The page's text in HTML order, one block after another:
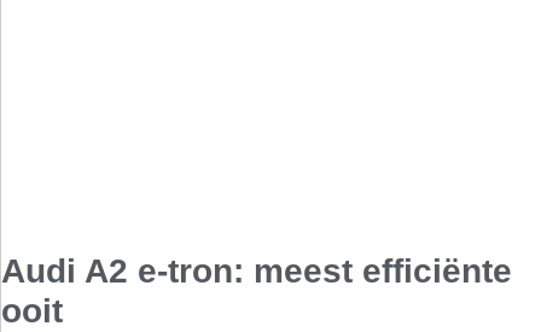
Audi A2 e-tron: meest efficiënte
ooit